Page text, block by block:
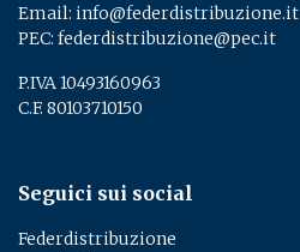
Email: info@federdistribuzione.it
PEC: federdistribuzione@pec.it
P.IVA 10493160963
C.F. 80103710150
Seguici sui social
Federdistribuzione